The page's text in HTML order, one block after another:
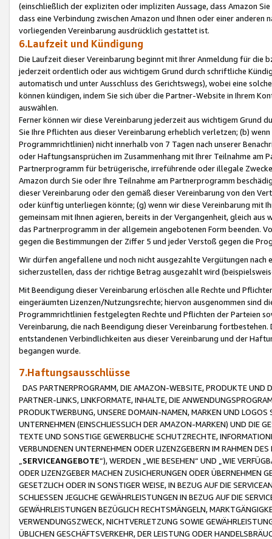
(einschließlich der expliziten oder impliziten Aussage, dass Amazon
dass eine Verbindung zwischen Amazon und Ihnen oder einer
vorliegenden Vereinbarung ausdrücklich gestattet ist.
6.Laufzeit und Kündigung
Die Laufzeit dieser Vereinbarung beginnt mit Ihrer Anmeldung für die
jederzeit ordentlich oder aus wichtigem Grund durch schriftliche
automatisch und unter Ausschluss des Gerichtswegs), wobei eine
können kündigen, indem Sie sich über die Partner-Website in Ihrem
auswählen.
Ferner können wir diese Vereinbarung jederzeit aus wichtigem Grund
Sie Ihre Pflichten aus dieser Vereinbarung erheblich verletzen; (b)
Programmrichtlinien) nicht innerhalb von 7 Tagen nach unserer
oder Haftungsansprüchen im Zusammenhang mit Ihrer Teilnahme am
Partnerprogramm für betrügerische, irreführende oder illegale
Amazon durch Sie oder Ihre Teilnahme am Partnerprogramm
dieser Vereinbarung oder den gemäß dieser Vereinbarung von den
oder künftig unterliegen könnte; (g) wenn wir diese Vereinbarung mit
gemeinsam mit Ihnen agieren, bereits in der Vergangenheit, gleich
das Partnerprogramm in der allgemein angebotenen Form beenden.
gegen die Bestimmungen der Ziffer 5 und jeder Verstoß gegen die
Wir dürfen angefallene und noch nicht ausgezahlte Vergütungen
sicherzustellen, dass der richtige Betrag ausgezahlt wird
Mit Beendigung dieser Vereinbarung erlöschen alle Rechte und
eingeräumten Lizenzen/Nutzungsrechte; hiervon ausgenommen sind
Programmrichtlinien festgelegten Rechte und Pflichten der Parteien
Vereinbarung, die nach Beendigung dieser Vereinbarung
entstandenen Verbindlichkeiten aus dieser Vereinbarung und der
begangen wurde.
7.Haftungsausschlüsse
DAS PARTNERPROGRAMM, DIE AMAZON-WEBSITE, PRODUKTE UND
PARTNER-LINKS, LINKFORMATE, INHALTE, DIE
PRODUKTWERBUNG, UNSERE DOMAIN-NAMEN, MARKEN UND
UNTERNEHMEN (EINSCHLIESSLICH DER AMAZON-MARKEN) UND DIE
TEXTE UND SONSTIGE GEWERBLICHE SCHUTZRECHTE,
VERBUNDENEN UNTERNEHMEN ODER LIZENZGEBERN IM RAHMEN
SERVICEANGEBOTE“), WERDEN „WIE BESEHEN“ UND „WIE
ODER LIZENZGEBER MACHEN ZUSICHERUNGEN ODER ÜBERNEHMEN
GESETZLICH ODER IN SONSTIGER WEISE, IN BEZUG AUF DIE
SCHLIESSEN JEGLICHE GEWÄHRLEISTUNGEN IN BEZUG AUF DIE
GEWÄHRLEISTUNGEN BEZÜGLICH RECHTSMÄNGELN,
VERWENDUNGSZWECK, NICHTVERLETZUNG SOWIE
ÜBLICHEN GESCHÄFTSVERKEHR, DER LEISTUNG ODER